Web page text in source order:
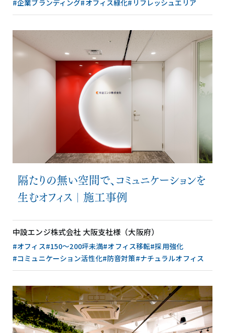
#企業ブランディング#オフィス緑化#リフレッシュエリア
隔たりの無い空間で、コミュニケーションを
生むオフィス｜施工事例
中設エンジ株式会社 大阪支社様（大阪府）
#オフィス#150〜200坪未満#オフィス移転#採用強化
#コミュニケーション活性化#防音対策#ナチュラルオフィス